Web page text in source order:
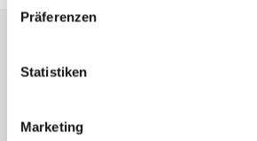
Präferenzen
Statistiken
Marketing
Lernerfolg durch